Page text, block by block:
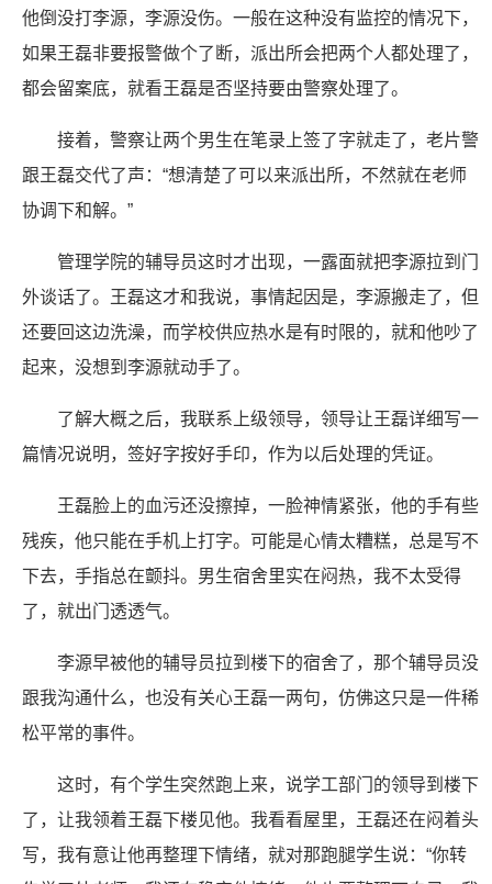
他倒没打李源，李源没伤。一般在这种没有监控的情况下，
如果王磊非要报警做个了断，派出所会把两个人都处理了，
都会留案底，就看王磊是否坚持要由警察处理了。
接着，警察让两个男生在笔录上签了字就走了，老片警
跟王磊交代了声：“想清楚了可以来派出所，不然就在老师
协调下和解。”
管理学院的辅导员这时才出现，一露面就把李源拉到门
外谈话了。王磊这才和我说，事情起因是，李源搬走了，但
还要回这边洗澡，而学校供应热水是有时限的，就和他吵了
起来，没想到李源就动手了。
了解大概之后，我联系上级领导，领导让王磊详细写一
篇情况说明，签好字按好手印，作为以后处理的凭证。
王磊脸上的血污还没擦掉，一脸神情紧张，他的手有些
残疾，他只能在手机上打字。可能是心情太糟糕，总是写不
下去，手指总在颤抖。男生宿舍里实在闷热，我不太受得
了，就出门透透气。
李源早被他的辅导员拉到楼下的宿舍了，那个辅导员没
跟我沟通什么，也没有关心王磊一两句，仿佛这只是一件稀
松平常的事件。
这时，有个学生突然跑上来，说学工部门的领导到楼下
了，让我领着王磊下楼见他。我看看屋里，王磊还在闷着头
写，我有意让他再整理下情绪，就对那跑腿学生说：“你转